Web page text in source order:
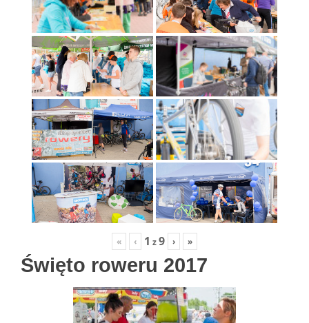
« ‹ 1 z9 › »
Święto roweru 2017